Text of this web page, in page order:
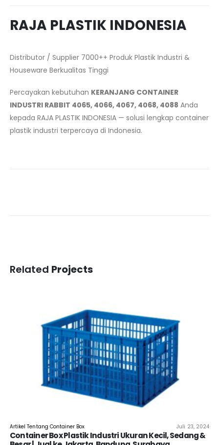
RAJA PLASTIK INDONESIA
Distributor / Supplier 7000++ Produk Plastik Industri &
Houseware Berkualitas Tinggi
Percayakan kebutuhan KERANJANG CONTAINER
INDUSTRI RABBIT 4065, 4066, 4067, 4068, 4088 Anda
kepada RAJA PLASTIK INDONESIA — solusi lengkap container
plastik industri terpercaya di Indonesia.
Related Projects
Artikel Tentang Container Box Juli 23, 2024
Container Box Plastik Industri Ukuran Kecil, Sedang &